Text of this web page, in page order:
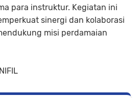
para instruktur. Kegiatan ini
sinergi dan kolaborasi
misi perdamaian